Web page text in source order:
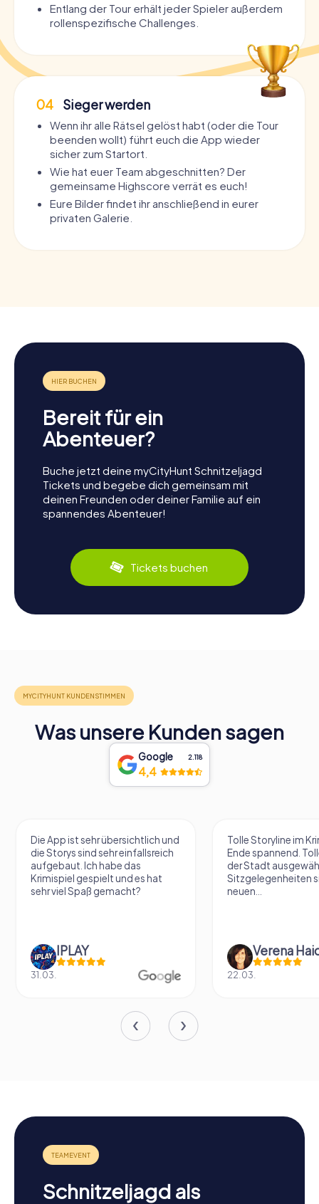
Entlang der Tour erhält jeder Spieler außerdem
rollenspezifische Challenges.
04 Sieger werden
Wenn ihr alle Rätsel gelöst habt (oder die Tour
beenden wollt) führt euch die App wieder
sicher zum Startort.
Wie hat euer Team abgeschnitten? Der
gemeinsame Highscore verrät es euch!
Eure Bilder findet ihr anschließend in eurer
privaten Galerie.
Bereit für ein
Abenteuer?
Buche jetzt deine myCityHunt Schnitzeljagd
Tickets und begebe dich gemeinsam mit
deinen Freunden oder deiner Familie auf ein
spannendes Abenteuer!
Tickets buchen
Was unsere Kunden sagen
Google 2.118
4,4
Die App ist sehr übersichtlich und
die Storys sind sehr einfallsreich
aufgebaut. Ich habe das
Krimispiel gespielt und es hat
sehr viel Spaß gemacht?
IPLAY
31.03.
Tolle Storyline im
Ende spannend.
der Stadt
Sitzgelegenheiten
neuen...
22.03.
Schnitzeljagd als